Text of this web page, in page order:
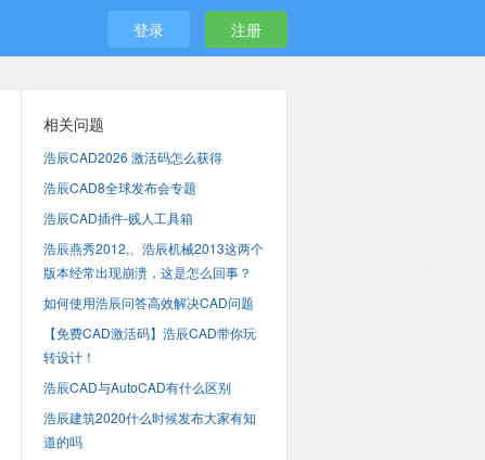
登录 注册
相关问题
浩辰CAD2026 激活码怎么获得
浩辰CAD8全球发布会专题
浩辰CAD插件-贱人工具箱
浩辰燕秀2012,、浩辰机械2013这两个
版本经常出现崩溃，这是怎么回事？
如何使用浩辰问答高效解决CAD问题
【免费CAD激活码】浩辰CAD带你玩
转设计！
浩辰CAD与AutoCAD有什么区别
浩辰建筑2020什么时候发布大家有知
道的吗